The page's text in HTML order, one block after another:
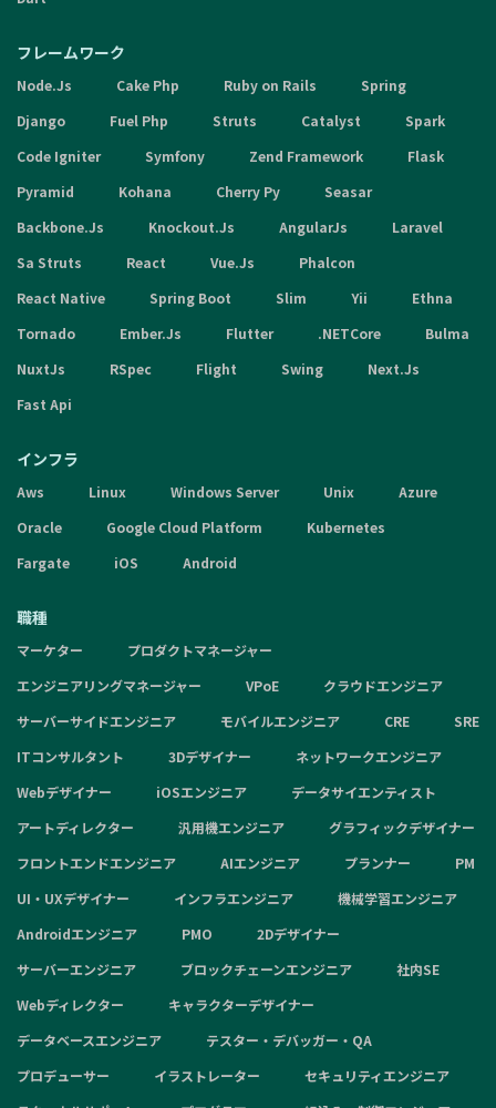
フレームワーク
Node.Js Cake Php Ruby on Rails
Spring
Django
Fuel Php Struts Catalyst
Spark
Code Igniter
Symfony Zend Framework
Flask
Pyramid
Kohana Cherry Py
Seasar
Backbone.Js
Knockout.Js AngularJs
Laravel
Sa Struts
React Vue.Js
Phalcon
React Native
Spring Boot Slim Yii
Ethna
Tornado
Ember.Js Flutter .NETCore
Bulma
NuxtJs
RSpec Flight Swing
Next.Js
Fast Api
インフラ
Aws Linux Windows Server Unix
Azure
Oracle
Google Cloud Platform
Kubernetes
Fargate
iOS Android
職種
マーケター
プロダクトマネージャー
エンジニアリングマネージャー
VPoE
クラウドエンジニア
サーバーサイドエンジニア
モバイルエンジニア CRE
SRE
ITコンサルタント
3Dデザイナー
ネットワークエンジニア
Webデザイナー
iOSエンジニア
データサイエンティスト
アートディレクター
汎用機エンジニア
グラフィックデザイナー
フロントエンドエンジニア
AIエンジニア プランナー
PM
UI・UXデザイナー
インフラエンジニア
機械学習エンジニア
Androidエンジニア
PMO
2Dデザイナー
サーバーエンジニア
ブロックチェーンエンジニア
社内SE
Webディレクター
キャラクターデザイナー
データベースエンジニア
テスター・デバッガー・QA
プロデューサー
イラストレーター
セキュリティエンジニア